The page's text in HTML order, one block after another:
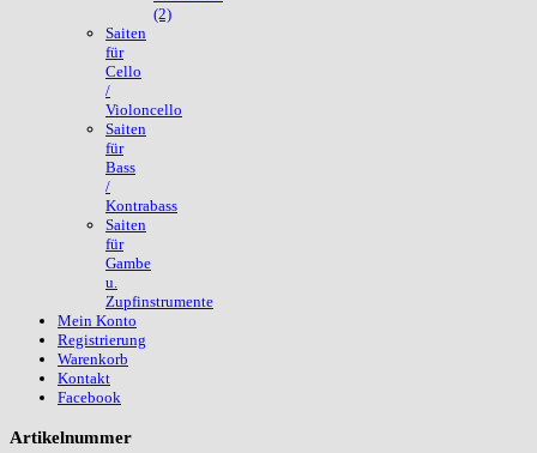
(2)
Saiten
für
Cello
/
Violoncello
Saiten
für
Bass
/
Kontrabass
Saiten
für
Gambe
u.
Zupfinstrumente
Mein Konto
Registrierung
Warenkorb
Kontakt
Facebook
Artikelnummer